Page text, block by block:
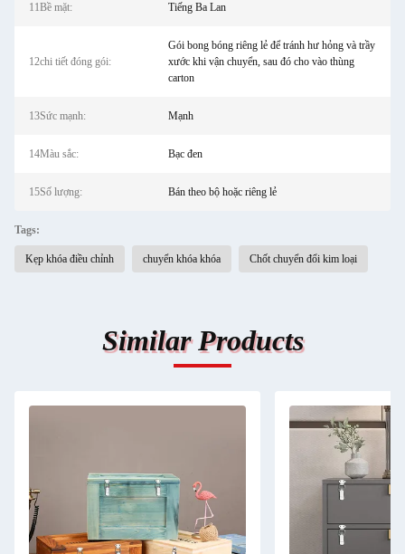
11Bề mặt: Tiếng Ba Lan
12chi tiết đóng gói:
Gói bong bóng riêng lẻ để tránh hư hỏng và trầy
xước khi vận chuyển, sau đó cho vào thùng
carton
13Sức mạnh: Mạnh
14Màu sắc: Bạc đen
15Số lượng: Bán theo bộ hoặc riêng lẻ
Tags:
Kẹp khóa điều chỉnh chuyển khóa khóa Chốt chuyển đổi kim loại
Similar Products